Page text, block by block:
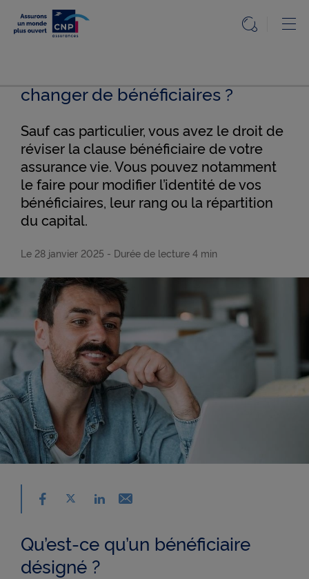
Particuliers
Le
Nos
solutions
Questions,
réponses
Info
Accessibilité
Particuliers
Le Mag
l'assurance
claire et
utile
Assurance
vie :
comment
changer de
bénéficiaires
changer de bénéficiaires ?
Sauf cas particulier, vous avez le droit de
réviser la clause bénéficiaire de votre
assurance vie. Vous pouvez notamment
le faire pour modifier l’identité de vos
bénéficiaires, leur rang ou la répartition
du capital.
Le 28 janvier 2025 - Durée de lecture 4 min
Partager sur facebook - nouvelle fenêtre
Partager sur X - nouvelle fenêtre
Partager sur linkedin - nouvelle fenêtre
Qu’est-ce qu’un bénéficiaire
désigné ?